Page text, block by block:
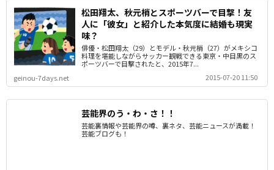
松田翔太、秋元梢とスポーツバーで目撃！友
人に「彼女」と紹介した本気度に結婚も現実
味？
俳優・松田翔太（29）とモデル・秋元梢（27）がメキシコ
料理を堪能しながらサッカー観戦できる東京・中目黒のス
ポーツバーで目撃されたと、2015年7...
geinou-7days.net
2015-07-20 11:50
芸能界のう・わ・さ！！
芸能裏情報や芸能界の噂、裏ネタ、芸能ニュースが満載！
芸能ブログも！